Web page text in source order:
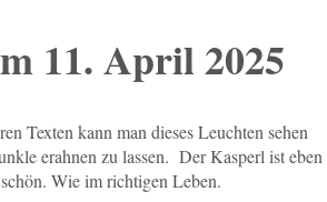
11. April 2025
Texten kann man dieses Leuchten sehen
erahnen zu lassen. Der Kasperl ist eben
Wie im richtigen Leben.